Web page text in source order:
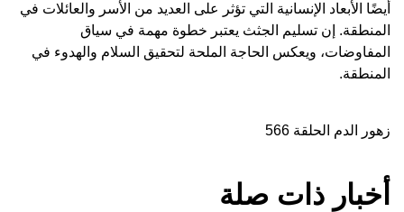
أيضًا الأبعاد الإنسانية التي تؤثر على العديد من الأسر والعائلات في
المنطقة. إن تسليم الجثث يعتبر خطوة مهمة في سياق
المفاوضات، ويعكس الحاجة الملحة لتحقيق السلام والهدوء في
المنطقة.
زهور الدم الحلقة 566
أخبار ذات صلة